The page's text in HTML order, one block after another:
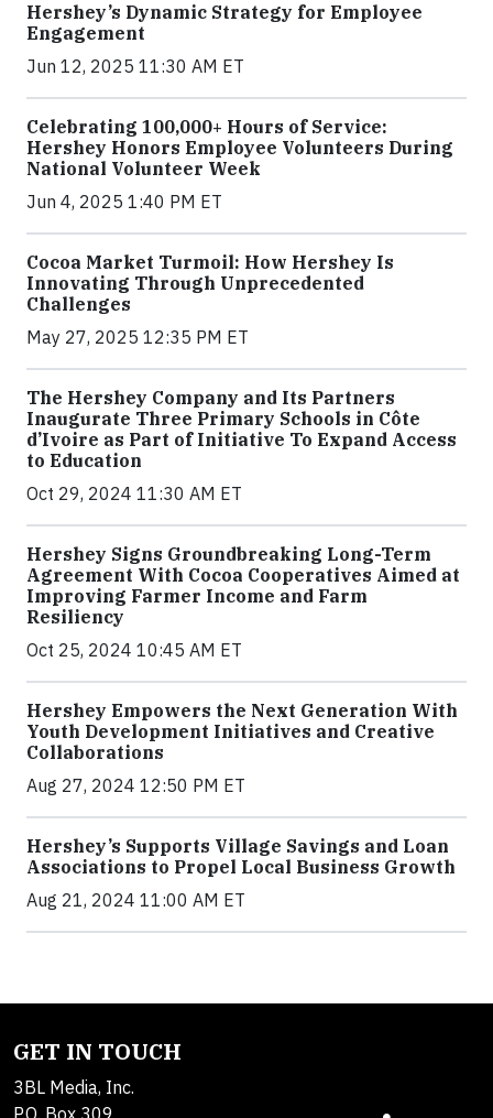
Hershey’s Dynamic Strategy for Employee
Engagement
Jun 12, 2025 11:30 AM ET
Celebrating 100,000+ Hours of Service:
Hershey Honors Employee Volunteers During
National Volunteer Week
Jun 4, 2025 1:40 PM ET
Cocoa Market Turmoil: How Hershey Is
Innovating Through Unprecedented
Challenges
May 27, 2025 12:35 PM ET
The Hershey Company and Its Partners
Inaugurate Three Primary Schools in Côte
d’Ivoire as Part of Initiative To Expand Access
to Education
Oct 29, 2024 11:30 AM ET
Hershey Signs Groundbreaking Long-Term
Agreement With Cocoa Cooperatives Aimed at
Improving Farmer Income and Farm
Resiliency
Oct 25, 2024 10:45 AM ET
Hershey Empowers the Next Generation With
Youth Development Initiatives and Creative
Collaborations
Aug 27, 2024 12:50 PM ET
Hershey’s Supports Village Savings and Loan
Associations to Propel Local Business Growth
Aug 21, 2024 11:00 AM ET
GET IN TOUCH
3BL Media, Inc.